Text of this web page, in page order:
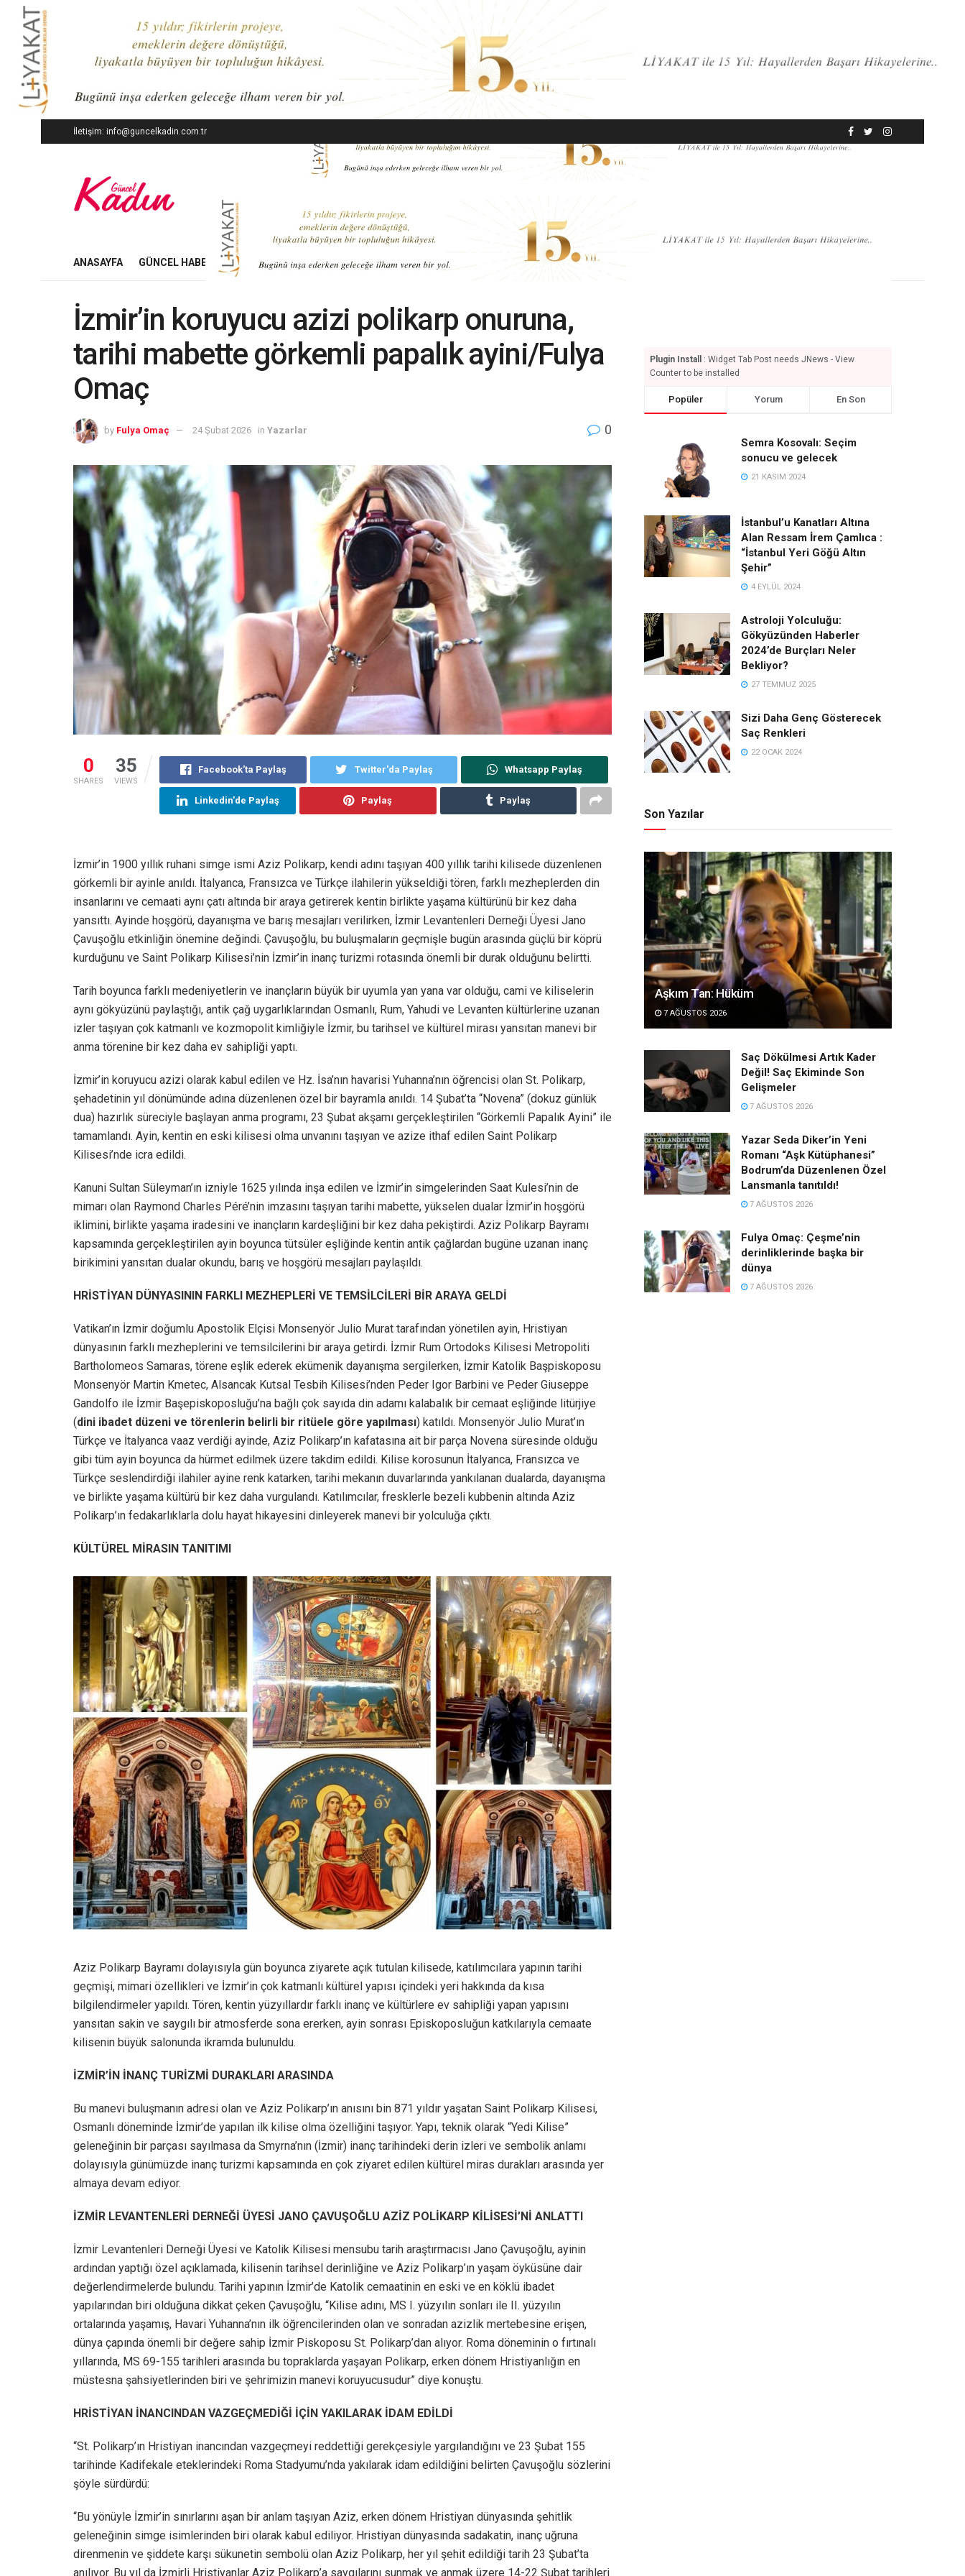
İletişim: info@guncelkadin.com.tr
ANASAYFA GÜNCEL HABERLER İŞ DÜNYASI EKONOMI MODA GÜZELLIK YAŞAM SANAT
İzmir’in koruyucu azizi polikarp onuruna,
tarihi mabette görkemli papalık ayini/Fulya
Omaç
by Fulya Omaç 24 Şubat 2026 in Yazarlar 0
0
SHARES
35
VIEWS
Facebook'ta Paylaş Twitter'da Paylaş Whatsapp Paylaş
Linkedin'de Paylaş Paylaş Paylaş
İzmir’in 1900 yıllık ruhani simge ismi Aziz Polikarp, kendi adını taşıyan 400 yıllık tarihi kilisede düzenlenen
görkemli bir ayinle anıldı. İtalyanca, Fransızca ve Türkçe ilahilerin yükseldiği tören, farklı mezheplerden din
insanlarını ve cemaati aynı çatı altında bir araya getirerek kentin birlikte yaşama kültürünü bir kez daha
yansıttı. Ayinde hoşgörü, dayanışma ve barış mesajları verilirken, İzmir Levantenleri Derneği Üyesi Jano
Çavuşoğlu etkinliğin önemine değindi. Çavuşoğlu, bu buluşmaların geçmişle bugün arasında güçlü bir köprü
kurduğunu ve Saint Polikarp Kilisesi’nin İzmir’in inanç turizmi rotasında önemli bir durak olduğunu belirtti.
Tarih boyunca farklı medeniyetlerin ve inançların büyük bir uyumla yan yana var olduğu, cami ve kiliselerin
aynı gökyüzünü paylaştığı, antik çağ uygarlıklarından Osmanlı, Rum, Yahudi ve Levanten kültürlerine uzanan
izler taşıyan çok katmanlı ve kozmopolit kimliğiyle İzmir, bu tarihsel ve kültürel mirası yansıtan manevi bir
anma törenine bir kez daha ev sahipliği yaptı.
İzmir’in koruyucu azizi olarak kabul edilen ve Hz. İsa’nın havarisi Yuhanna’nın öğrencisi olan St. Polikarp,
şehadetinin yıl dönümünde adına düzenlenen özel bir bayramla anıldı. 14 Şubat’ta “Novena” (dokuz günlük
dua) hazırlık süreciyle başlayan anma programı, 23 Şubat akşamı gerçekleştirilen “Görkemli Papalık Ayini” ile
tamamlandı. Ayin, kentin en eski kilisesi olma unvanını taşıyan ve azize ithaf edilen Saint Polikarp
Kilisesi’nde icra edildi.
Kanuni Sultan Süleyman’ın izniyle 1625 yılında inşa edilen ve İzmir’in simgelerinden Saat Kulesi’nin de
mimarı olan Raymond Charles Péré’nin imzasını taşıyan tarihi mabette, yükselen dualar İzmir’in hoşgörü
iklimini, birlikte yaşama iradesini ve inançların kardeşliğini bir kez daha pekiştirdi. Aziz Polikarp Bayramı
kapsamında gerçekleştirilen ayin boyunca tütsüler eşliğinde kentin antik çağlardan bugüne uzanan inanç
birikimini yansıtan dualar okundu, barış ve hoşgörü mesajları paylaşıldı.
HRİSTİYAN DÜNYASININ FARKLI MEZHEPLERİ VE TEMSİLCİLERİ BİR ARAYA GELDİ
Vatikan’ın İzmir doğumlu Apostolik Elçisi Monsenyör Julio Murat tarafından yönetilen ayin, Hristiyan
dünyasının farklı mezheplerini ve temsilcilerini bir araya getirdi. İzmir Rum Ortodoks Kilisesi Metropoliti
Bartholomeos Samaras, törene eşlik ederek ekümenik dayanışma sergilerken, İzmir Katolik Başpiskoposu
Monsenyör Martin Kmetec, Alsancak Kutsal Tesbih Kilisesi’nden Peder Igor Barbini ve Peder Giuseppe
Gandolfo ile İzmir Başepiskoposluğu’na bağlı çok sayıda din adamı kalabalık bir cemaat eşliğinde litürjiye
(dini ibadet düzeni ve törenlerin belirli bir ritüele göre yapılması) katıldı. Monsenyör Julio Murat’ın
Türkçe ve İtalyanca vaaz verdiği ayinde, Aziz Polikarp’ın kafatasına ait bir parça Novena süresinde olduğu
gibi tüm ayin boyunca da hürmet edilmek üzere takdim edildi. Kilise korosunun İtalyanca, Fransızca ve
Türkçe seslendirdiği ilahiler ayine renk katarken, tarihi mekanın duvarlarında yankılanan dualarda, dayanışma
ve birlikte yaşama kültürü bir kez daha vurgulandı. Katılımcılar, fresklerle bezeli kubbenin altında Aziz
Polikarp’ın fedakarlıklarla dolu hayat hikayesini dinleyerek manevi bir yolculuğa çıktı.
KÜLTÜREL MİRASIN TANITIMI
Aziz Polikarp Bayramı dolayısıyla gün boyunca ziyarete açık tutulan kilisede, katılımcılara yapının tarihi
geçmişi, mimari özellikleri ve İzmir’in çok katmanlı kültürel yapısı içindeki yeri hakkında da kısa
bilgilendirmeler yapıldı. Tören, kentin yüzyıllardır farklı inanç ve kültürlere ev sahipliği yapan yapısını
yansıtan sakin ve saygılı bir atmosferde sona ererken, ayin sonrası Episkoposluğun katkılarıyla cemaate
kilisenin büyük salonunda ikramda bulunuldu.
İZMİR’İN İNANÇ TURİZMİ DURAKLARI ARASINDA
Bu manevi buluşmanın adresi olan ve Aziz Polikarp’ın anısını bin 871 yıldır yaşatan Saint Polikarp Kilisesi,
Osmanlı döneminde İzmir’de yapılan ilk kilise olma özelliğini taşıyor. Yapı, teknik olarak “Yedi Kilise”
geleneğinin bir parçası sayılmasa da Smyrna’nın (İzmir) inanç tarihindeki derin izleri ve sembolik anlamı
dolayısıyla günümüzde inanç turizmi kapsamında en çok ziyaret edilen kültürel miras durakları arasında yer
almaya devam ediyor.
İZMİR LEVANTENLERİ DERNEĞİ ÜYESİ JANO ÇAVUŞOĞLU AZİZ POLİKARP KİLİSESİ’Nİ ANLATTI
İzmir Levantenleri Derneği Üyesi ve Katolik Kilisesi mensubu tarih araştırmacısı Jano Çavuşoğlu, ayinin
ardından yaptığı özel açıklamada, kilisenin tarihsel derinliğine ve Aziz Polikarp’ın yaşam öyküsüne dair
değerlendirmelerde bulundu. Tarihi yapının İzmir’de Katolik cemaatinin en eski ve en köklü ibadet
yapılarından biri olduğuna dikkat çeken Çavuşoğlu, “Kilise adını, MS I. yüzyılın sonları ile II. yüzyılın
ortalarında yaşamış, Havari Yuhanna’nın ilk öğrencilerinden olan ve sonradan azizlik mertebesine erişen,
dünya çapında önemli bir değere sahip İzmir Piskoposu St. Polikarp’dan alıyor. Roma döneminin o fırtınalı
yıllarında, MS 69-155 tarihleri arasında bu topraklarda yaşayan Polikarp, erken dönem Hristiyanlığın en
müstesna şahsiyetlerinden biri ve şehrimizin manevi koruyucusudur” diye konuştu.
HRİSTİYAN İNANCINDAN VAZGEÇMEDİĞİ İÇİN YAKILARAK İDAM EDİLDİ
“St. Polikarp’ın Hristiyan inancından vazgeçmeyi reddettiği gerekçesiyle yargılandığını ve 23 Şubat 155
tarihinde Kadifekale eteklerindeki Roma Stadyumu’nda yakılarak idam edildiğini belirten Çavuşoğlu sözlerini
şöyle sürdürdü:
“Bu yönüyle İzmir’in sınırlarını aşan bir anlam taşıyan Aziz, erken dönem Hristiyan dünyasında şehitlik
geleneğinin simge isimlerinden biri olarak kabul ediliyor. Hristiyan dünyasında sadakatin, inanç uğruna
direnmenin ve şiddete karşı sükunetin sembolü olan Aziz Polikarp, her yıl şehit edildiği tarih 23 Şubat’ta
anılıyor. Bu yıl da İzmirli Hristiyanlar Aziz Polikarp’a saygılarını sunmak ve anmak üzere 14-22 Şubat tarihleri
Plugin Install
: Widget Tab Post needs JNews - View
Counter to be installed
Popüler Yorum En Son
Semra Kosovalı: Seçim
sonucu ve gelecek
21 KASIM 2024
İstanbul’u Kanatları Altına
Alan Ressam İrem Çamlıca :
“İstanbul Yeri Göğü Altın
Şehir”
4 EYLÜL 2024
Astroloji Yolculuğu:
Gökyüzünden Haberler
2024’de Burçları Neler
Bekliyor?
27 TEMMUZ 2025
Sizi Daha Genç Gösterecek
Saç Renkleri
22 OCAK 2024
Son Yazılar
Aşkım Tan: Hüküm
7 AĞUSTOS 2026
Saç Dökülmesi Artık Kader
Değil! Saç Ekiminde Son
Gelişmeler
7 AĞUSTOS 2026
Yazar Seda Diker’in Yeni
Romanı “Aşk Kütüphanesi”
Bodrum’da Düzenlenen Özel
Lansmanla tanıtıldı!
7 AĞUSTOS 2026
Fulya Omaç: Çeşme’nin
derinliklerinde başka bir
dünya
7 AĞUSTOS 2026